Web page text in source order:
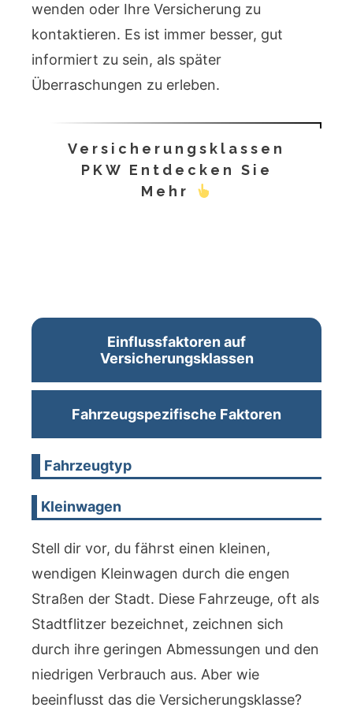
wenden oder Ihre Versicherung zu
kontaktieren. Es ist immer besser, gut
informiert zu sein, als später
Überraschungen zu erleben.
Versicherungsklassen
PKW Entdecken Sie
Mehr
Einflussfaktoren auf
Versicherungsklassen
Fahrzeugspezifische Faktoren
Fahrzeugtyp
Kleinwagen
Stell dir vor, du fährst einen kleinen,
wendigen Kleinwagen durch die engen
Straßen der Stadt. Diese Fahrzeuge, oft als
Stadtflitzer bezeichnet, zeichnen sich
durch ihre geringen Abmessungen und den
niedrigen Verbrauch aus. Aber wie
beeinflusst das die Versicherungsklasse?